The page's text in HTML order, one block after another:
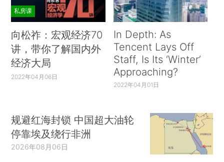
私房课
向松祚：宏观经济70
讲，带你了解国内外
经济大局
2022年04月06日
In Depth: As
Tencent Lays Off
Staff, Is Its ‘Winter’
Approaching?
2022年04月01日
规避红海封锁 中国超大油轮
停靠埃及绕行非洲
2026年08月06日